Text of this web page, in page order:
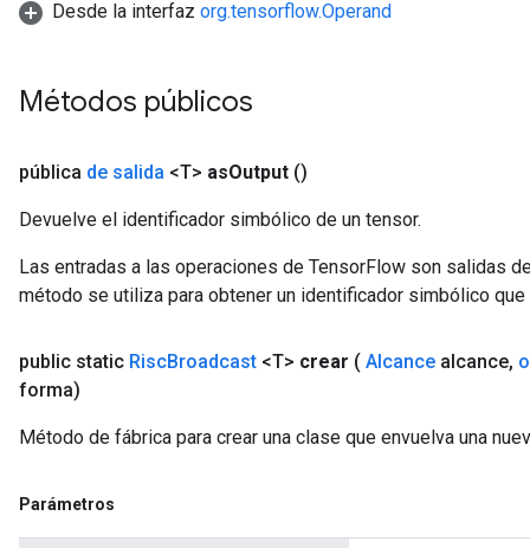
Desde la interfaz org.tensorflow.Operand
Métodos públicos
pública de salida <T> asOutput ()
Devuelve el identificador simbólico de un tensor.
Las entradas a las operaciones de TensorFlow son salidas
método se utiliza para obtener un identificador simbólico
public static RiscBroadcast <T> crear ( Alcance alcance,
forma)
Método de fábrica para crear una clase que envuelva una
Parámetros